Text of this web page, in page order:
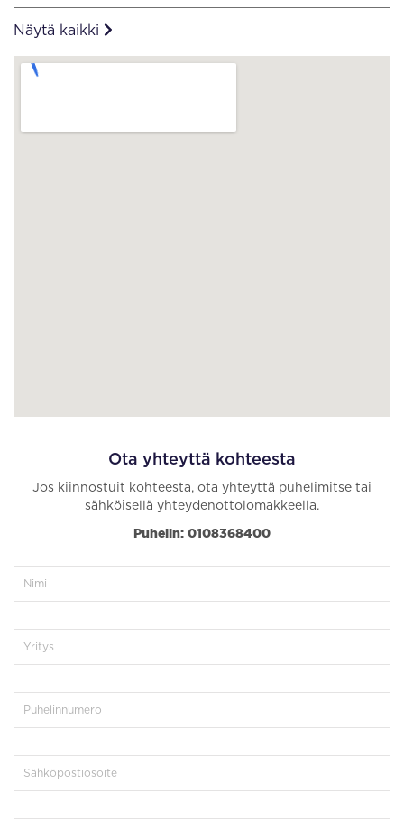
Näytä kaikki
Ota yhteyttä kohteesta
Jos kiinnostuit kohteesta, ota yhteyttä puhelimitse tai
sähköisellä yhteydenottolomakkeella.
Puhelin: 0108368400